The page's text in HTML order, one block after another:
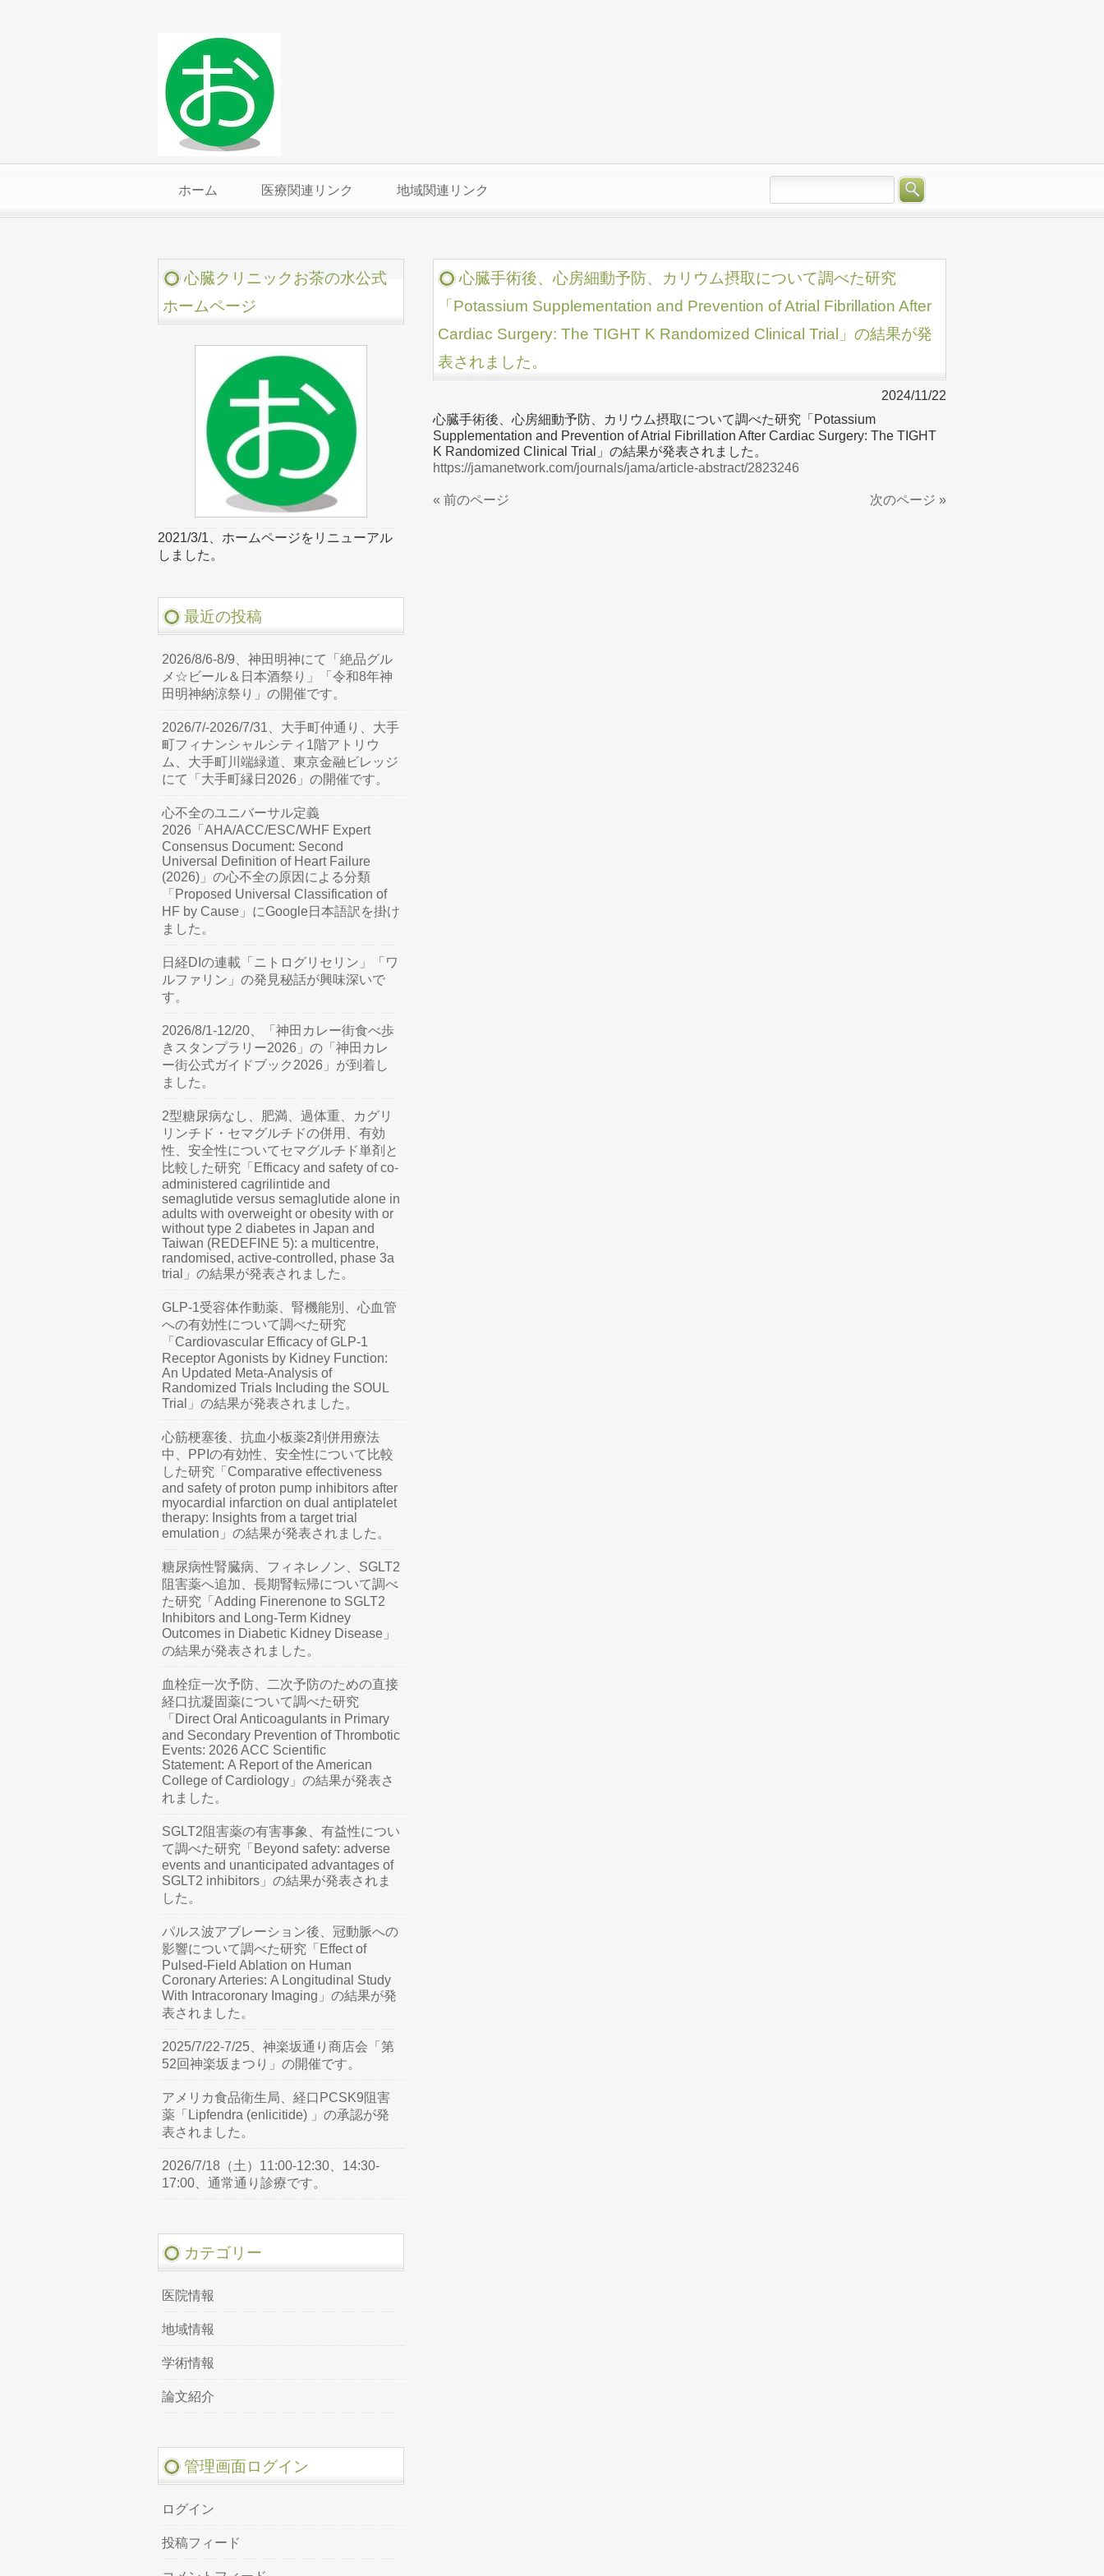
ホーム 医療関連リンク 地域関連リンク
心臓手術後、心房細動予防、カリウム摂取について調べた研究
「Potassium Supplementation and Prevention of Atrial Fibrillation After
Cardiac Surgery: The TIGHT K Randomized Clinical Trial」の結果が発
表されました。
2024/11/22
心臓手術後、心房細動予防、カリウム摂取について調べた研究「Potassium
Supplementation and Prevention of Atrial Fibrillation After Cardiac Surgery: The TIGHT
K Randomized Clinical Trial」の結果が発表されました。
https://jamanetwork.com/journals/jama/article-abstract/2823246
« 前のページ 次のページ »
心臓クリニックお茶の水公式
ホームページ
2021/3/1、ホームページをリニューアル
しました。
最近の投稿
2026/8/6-8/9、神田明神にて「絶品グル
メ☆ビール＆日本酒祭り」「令和8年神
田明神納涼祭り」の開催です。
2026/7/-2026/7/31、大手町仲通り、大手
町フィナンシャルシティ1階アトリウ
ム、大手町川端緑道、東京金融ビレッジ
にて「大手町縁日2026」の開催です。
心不全のユニバーサル定義
2026「AHA/ACC/ESC/WHF Expert
Consensus Document: Second
Universal Definition of Heart Failure
(2026)」の心不全の原因による分類
「Proposed Universal Classification of
HF by Cause」にGoogle日本語訳を掛け
ました。
日経DIの連載「ニトログリセリン」「ワ
ルファリン」の発見秘話が興味深いで
す。
2026/8/1-12/20、「神田カレー街食べ歩
きスタンプラリー2026」の「神田カレ
ー街公式ガイドブック2026」が到着し
ました。
2型糖尿病なし、肥満、過体重、カグリ
リンチド・セマグルチドの併用、有効
性、安全性についてセマグルチド単剤と
比較した研究「Efficacy and safety of co-
administered cagrilintide and
semaglutide versus semaglutide alone in
adults with overweight or obesity with or
without type 2 diabetes in Japan and
Taiwan (REDEFINE 5): a multicentre,
randomised, active-controlled, phase 3a
trial」の結果が発表されました。
GLP-1受容体作動薬、腎機能別、心血管
への有効性について調べた研究
「Cardiovascular Efficacy of GLP-1
Receptor Agonists by Kidney Function:
An Updated Meta-Analysis of
Randomized Trials Including the SOUL
Trial」の結果が発表されました。
心筋梗塞後、抗血小板薬2剤併用療法
中、PPIの有効性、安全性について比較
した研究「Comparative effectiveness
and safety of proton pump inhibitors after
myocardial infarction on dual antiplatelet
therapy: Insights from a target trial
emulation」の結果が発表されました。
糖尿病性腎臓病、フィネレノン、SGLT2
阻害薬へ追加、長期腎転帰について調べ
た研究「Adding Finerenone to SGLT2
Inhibitors and Long-Term Kidney
Outcomes in Diabetic Kidney Disease」
の結果が発表されました。
血栓症一次予防、二次予防のための直接
経口抗凝固薬について調べた研究
「Direct Oral Anticoagulants in Primary
and Secondary Prevention of Thrombotic
Events: 2026 ACC Scientific
Statement: A Report of the American
College of Cardiology」の結果が発表さ
れました。
SGLT2阻害薬の有害事象、有益性につい
て調べた研究「Beyond safety: adverse
events and unanticipated advantages of
SGLT2 inhibitors」の結果が発表されま
した。
パルス波アブレーション後、冠動脈への
影響について調べた研究「Effect of
Pulsed-Field Ablation on Human
Coronary Arteries: A Longitudinal Study
With Intracoronary Imaging」の結果が発
表されました。
2025/7/22-7/25、神楽坂通り商店会「第
52回神楽坂まつり」の開催です。
アメリカ食品衛生局、経口PCSK9阻害
薬「Lipfendra (enlicitide) 」の承認が発
表されました。
2026/7/18（土）11:00-12:30、14:30-
17:00、通常通り診療です。
カテゴリー
医院情報
地域情報
学術情報
論文紹介
管理画面ログイン
ログイン
投稿フィード